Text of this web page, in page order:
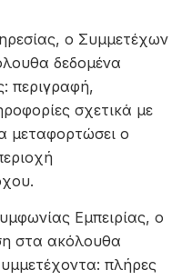
ο Συμμετέχων
δεδομένα
περιγραφή,
σχετικά με
μεταφορτώσει ο
Εμπειρίας, ο
στα ακόλουθα
πλήρες